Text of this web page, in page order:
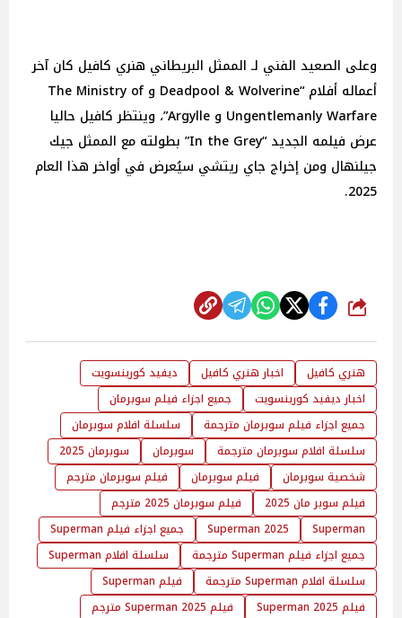
وعلى الصعيد الفني لـ الممثل البريطاني هنري كافيل كان آخر
أعماله أفلام “Deadpool & Wolverine و The Ministry of
Ungentlemanly Warfare و Argylle”، وينتظر كافيل حاليا
عرض فيلمه الجديد “In the Grey” بطولته مع الممثل جيك
جيلنهال ومن إخراج جاي ريتشي سيُعرض في أواخر هذا العام
2025.
شارك
هنري كافيل اخبار هنري كافيل
ديفيد كورينسويت
اخبار ديفيد كورينسويت
جميع اجزاء فيلم سوبرمان
جميع اجزاء فيلم سوبرمان مترجمة
سلسلة افلام سوبرمان
سلسلة افلام سوبرمان مترجمة
سوبرمان
سوبرمان 2025
شخصية سوبرمان
فيلم سوبرمان
فيلم سوبرمان مترجم
فيلم سوبر مان 2025
فيلم سوبرمان 2025 مترجم
Superman
Superman 2025
جميع اجزاء فيلم Superman
جميع اجزاء فيلم Superman مترجمة
سلسلة افلام Superman
سلسلة افلام Superman مترجمة
فيلم Superman
فيلم Superman 2025
فيلم Superman 2025 مترجم